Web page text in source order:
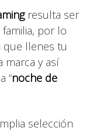
resulta ser
por lo
que llenes tu
marca y así
“noche de
selección